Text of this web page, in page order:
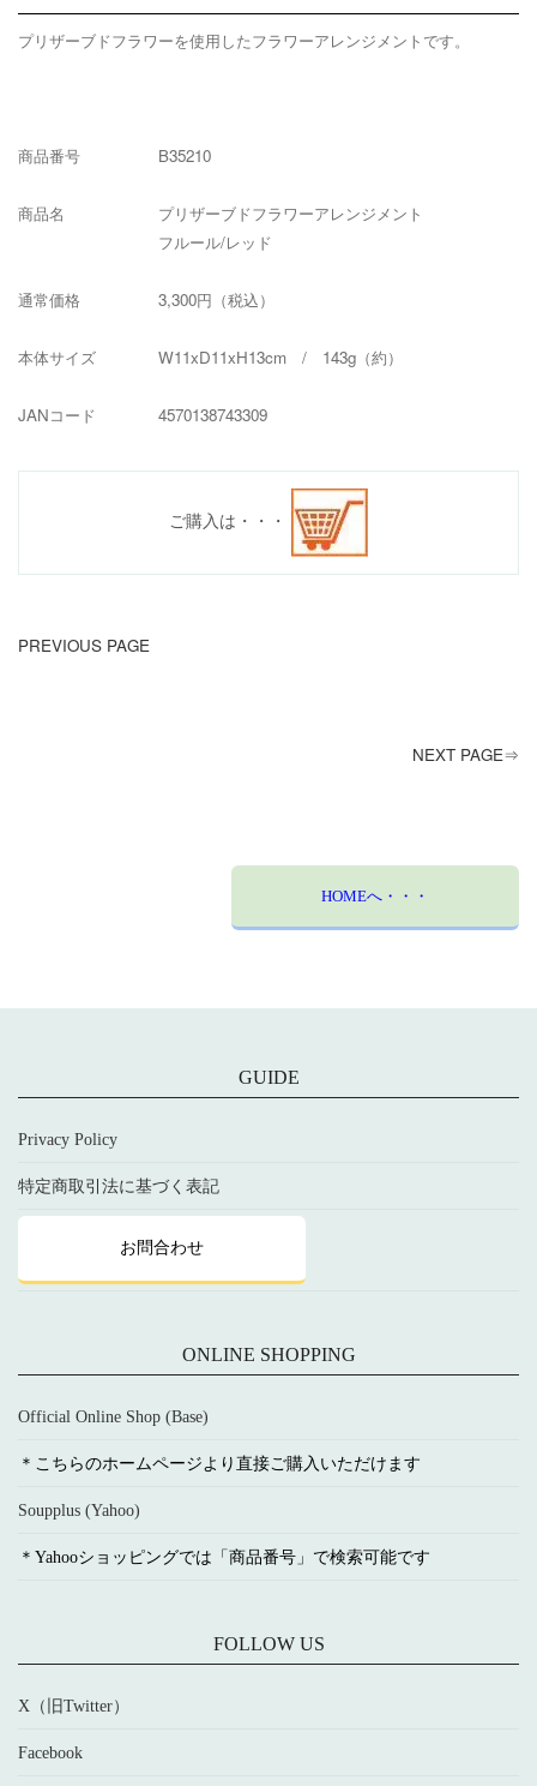
プリザーブドフラワーを使用したフラワーアレンジメントです。
商品番号 B35210
商品名 プリザーブドフラワーアレンジメント
フルール/レッド
通常価格 3,300円（税込）
本体サイズ W11xD11xH13cm / 143g（約）
JANコード 4570138743309
ご購入は・・・
PREVIOUS PAGE
NEXT PAGE⇒
HOMEへ・・・
GUIDE
Privacy Policy
特定商取引法に基づく表記
お問合わせ
ONLINE SHOPPING
Official Online Shop (Base)
＊こちらのホームページより直接ご購入いただけます
Soupplus (Yahoo)
＊Yahooショッピングでは「商品番号」で検索可能です
FOLLOW US
X（旧Twitter）
Facebook